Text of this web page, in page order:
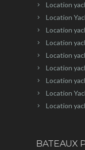
Location
Location
Location
Location
Location
Location
Location
Location
Location
BATEAUX